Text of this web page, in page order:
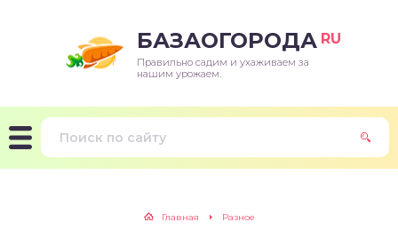
БАЗАОГОРОДА RU
Правильно садим и ухаживаем за
нашим урожаем.
Главная Разное